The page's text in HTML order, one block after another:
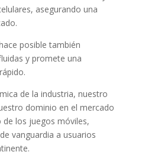
asegurando una
posible también
y promete una
de la industria, nuestro
dominio en el mercado
los juegos móviles,
vanguardia a usuarios